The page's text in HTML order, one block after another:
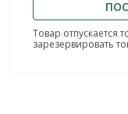
Товар отпускается
зарезервировать